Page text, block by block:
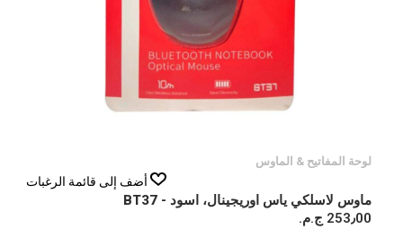
لوحة المفاتيح & الماوس
أضف إلى قائمة الرغبات
ماوس لاسلكي ياس اوريجينال، اسود - BT37
253٫00 ج.م.‏